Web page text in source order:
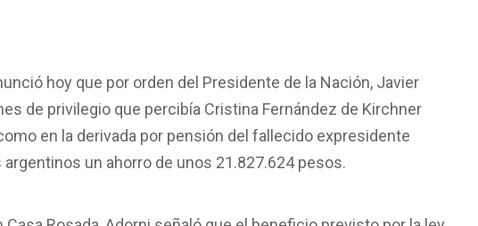
hoy que por orden del Presidente de la Nación, Javier
de privilegio que percibía Cristina Fernández de Kirchner
en la derivada por pensión del fallecido expresidente
un ahorro de unos 21.827.624 pesos.